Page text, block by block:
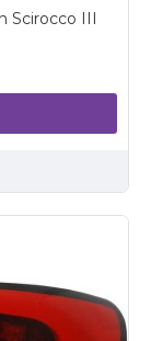
Scirocco III